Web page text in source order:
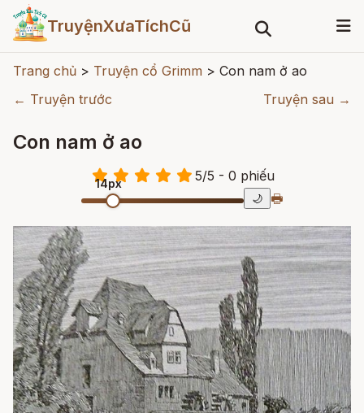
TruyệnXưaTíchCũ
Trang chủ > Truyện cổ Grimm > Con nam ở ao
← Truyện trước
Truyện sau →
Con nam ở ao
5/5 - 0 phiếu
14px
🌙 🖶